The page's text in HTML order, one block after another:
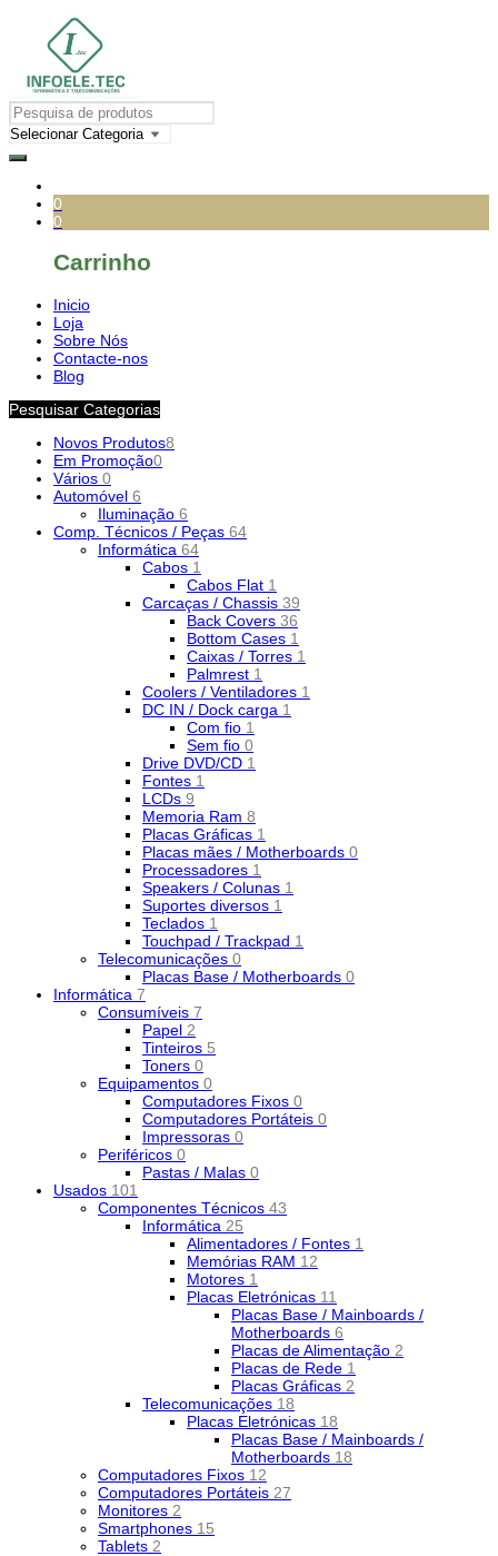
0
0
Carrinho
Inicio
Loja
Sobre Nós
Contacte-nos
Blog
Pesquisar Categorias
Novos Produtos8
Em Promoção0
Vários 0
Automóvel 6
Iluminação 6
Comp. Técnicos / Peças 64
Informática 64
Cabos 1
Cabos Flat 1
Carcaças / Chassis 39
Back Covers 36
Bottom Cases 1
Caixas / Torres 1
Palmrest 1
Coolers / Ventiladores 1
DC IN / Dock carga 1
Com fio 1
Sem fio 0
Drive DVD/CD 1
Fontes 1
LCDs 9
Memoria Ram 8
Placas Gráficas 1
Placas mães / Motherboards 0
Processadores 1
Speakers / Colunas 1
Suportes diversos 1
Teclados 1
Touchpad / Trackpad 1
Telecomunicações 0
Placas Base / Motherboards 0
Informática 7
Consumíveis 7
Papel 2
Tinteiros 5
Toners 0
Equipamentos 0
Computadores Fixos 0
Computadores Portáteis 0
Impressoras 0
Periféricos 0
Pastas / Malas 0
Usados 101
Componentes Técnicos 43
Informática 25
Alimentadores / Fontes 1
Memórias RAM 12
Motores 1
Placas Eletrónicas 11
Placas Base / Mainboards /
Motherboards 6
Placas de Alimentação 2
Placas de Rede 1
Placas Gráficas 2
Telecomunicações 18
Placas Eletrónicas 18
Placas Base / Mainboards /
Motherboards 18
Computadores Fixos 12
Computadores Portáteis 27
Monitores 2
Smartphones 15
Tablets 2